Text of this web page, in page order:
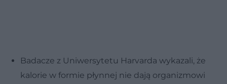
Badacze z Uniwersytetu Harvarda wykazali, że
kalorie w formie płynnej nie dają organizmowi